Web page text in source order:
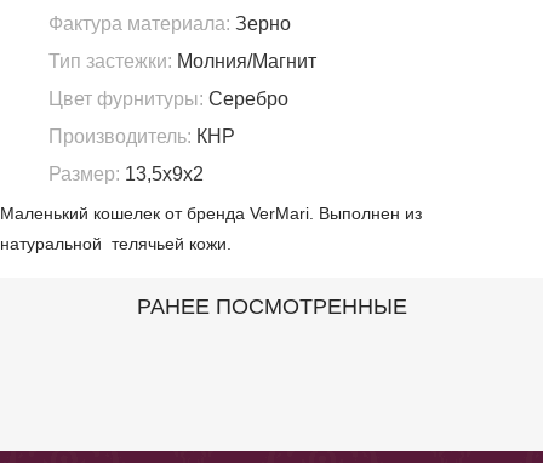
Фактура материала: Зерно
Тип застежки: Молния/Магнит
Цвет фурнитуры: Серебро
Производитель: КНР
Размер: 13,5х9х2
Маленький кошелек от бренда VerMari. Выполнен из
натуральной телячьей кожи.
РАНЕЕ ПОСМОТРЕННЫЕ